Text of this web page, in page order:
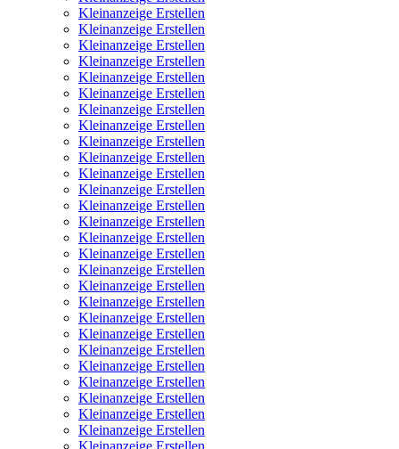
Kleinanzeige Erstellen
Kleinanzeige Erstellen
Kleinanzeige Erstellen
Kleinanzeige Erstellen
Kleinanzeige Erstellen
Kleinanzeige Erstellen
Kleinanzeige Erstellen
Kleinanzeige Erstellen
Kleinanzeige Erstellen
Kleinanzeige Erstellen
Kleinanzeige Erstellen
Kleinanzeige Erstellen
Kleinanzeige Erstellen
Kleinanzeige Erstellen
Kleinanzeige Erstellen
Kleinanzeige Erstellen
Kleinanzeige Erstellen
Kleinanzeige Erstellen
Kleinanzeige Erstellen
Kleinanzeige Erstellen
Kleinanzeige Erstellen
Kleinanzeige Erstellen
Kleinanzeige Erstellen
Kleinanzeige Erstellen
Kleinanzeige Erstellen
Kleinanzeige Erstellen
Kleinanzeige Erstellen
Kleinanzeige Erstellen